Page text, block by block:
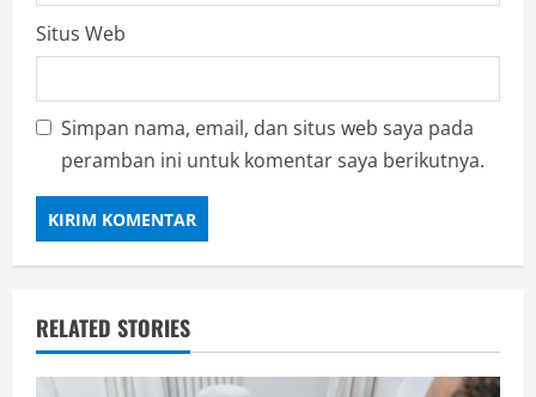
Situs Web
Simpan nama, email, dan situs web saya pada
peramban ini untuk komentar saya berikutnya.
RELATED STORIES